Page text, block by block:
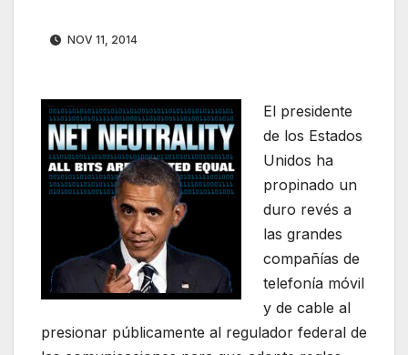
NOV 11, 2014
El presidente
de los Estados
Unidos ha
propinado un
duro revés a
las grandes
compañías de
telefonía móvil
y de cable al
presionar públicamente al regulador federal de